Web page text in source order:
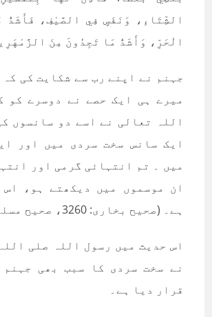
الشِّتَاءِ، وَنَفَسٍ فِي الصَّيْفِ، فَأَشَدُّ
الْحَرِّ، وَأَشَدُّ مَا تَجِدُونَ مِنَ
جہنم نے اپنے رب سے شکایت کی
میرے ہی ایک حصے نے دوسرے کو
اللہ تعالی نے اسے دو سانسوں
ایک سانس سخت سردی میں اور
میں ۔ تم انتہائی گرمی اور
ان موسموں میں دیکھتے ہو،
ہے۔ (صحیح بخاری: 3260، صحیح مسلم : 617)
اس حدیث میں رسول اللہ صلی
نے سخت سردی کا سبب بھی
قرار دیا ہے۔